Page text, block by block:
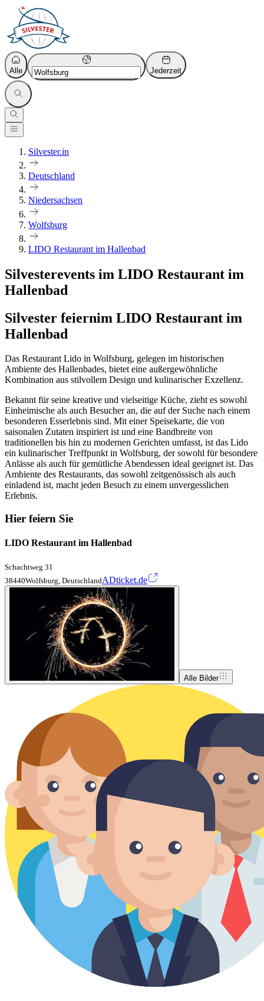
Alle Jederzeit
Silvester.in
Deutschland
Niedersachsen
Wolfsburg
LIDO Restaurant im Hallenbad
Silvesterevents im LIDO Restaurant im
Hallenbad
Silvester feiernim LIDO Restaurant im
Hallenbad
Das Restaurant Lido in Wolfsburg, gelegen im historischen
Ambiente des Hallenbades, bietet eine außergewöhnliche
Kombination aus stilvollem Design und kulinarischer Exzellenz.
Bekannt für seine kreative und vielseitige Küche, zieht es sowohl
Einheimische als auch Besucher an, die auf der Suche nach einem
besonderen Esserlebnis sind. Mit einer Speisekarte, die von
saisonalen Zutaten inspiriert ist und eine Bandbreite von
traditionellen bis hin zu modernen Gerichten umfasst, ist das Lido
ein kulinarischer Treffpunkt in Wolfsburg, der sowohl für besondere
Anlässe als auch für gemütliche Abendessen ideal geeignet ist. Das
Ambiente des Restaurants, das sowohl zeitgenössisch als auch
einladend ist, macht jeden Besuch zu einem unvergesslichen
Erlebnis.
Hier feiern Sie
LIDO Restaurant im Hallenbad
Schachtweg 31
38440Wolfsburg, DeutschlandADticket.de
Alle Bilder